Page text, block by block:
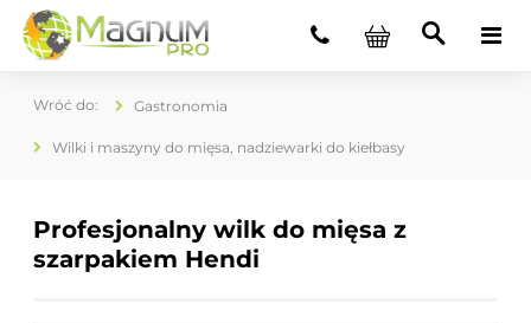
Gastronomia
Wilki i maszyny do mięsa, nadziewarki do kiełbasy
Profesjonalny wilk do mięsa z
szarpakiem Hendi